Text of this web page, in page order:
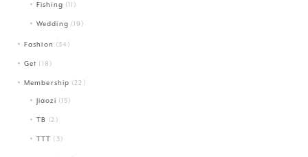
Fishing (11)
Wedding (19)
Fashion (34)
Get (18)
Membership (22)
Jiaozi (15)
TB (2)
TTT (3)